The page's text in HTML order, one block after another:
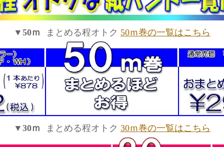
▼50ｍ まとめる程オトク 50ｍ巻の一覧はこちら
▼30ｍ まとめる程オトク 30ｍ巻の一覧はこちら